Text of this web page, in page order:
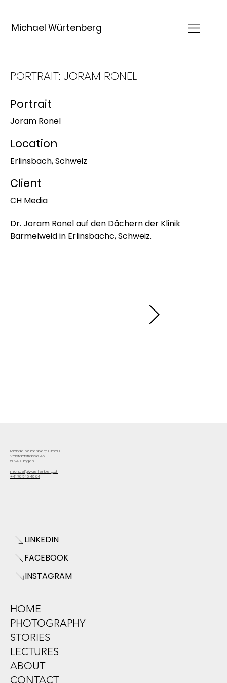
Michael Würtenberg
PORTRAIT: JORAM RONEL
Portrait
Joram Ronel
Location
Erlinsbach, Schweiz
Client
CH Media
Dr. Joram Ronel auf den Dächern der Klinik
Barmelweid in Erlinsbachc, Schweiz.
Michael Würtenberg GmbH
Vorstadtstrasse 45
5024 Küttigen
michael@wuertenberg.ch
+41 79 645 40 94
HOME
PHOTOGRAPHY
STORIES
LECTURES
ABOUT
CONTACT
LINKEDIN
FACEBOOK
INSTAGRAM